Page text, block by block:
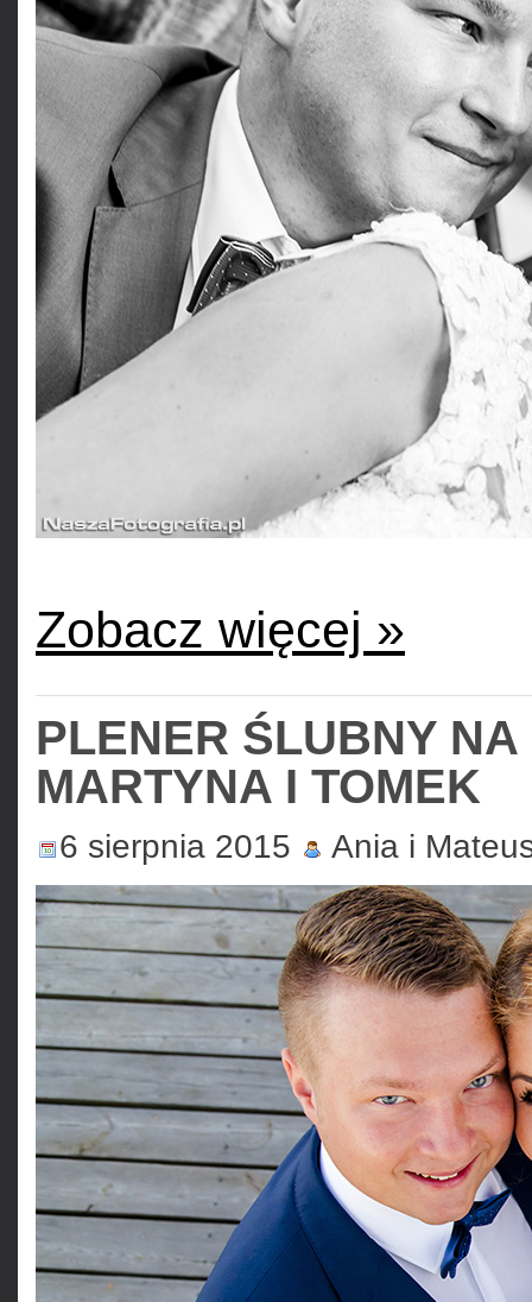
Zobacz więcej »
PLENER ŚLUBNY
MARTYNA I TOMEK
6 sierpnia 2015 Ania i